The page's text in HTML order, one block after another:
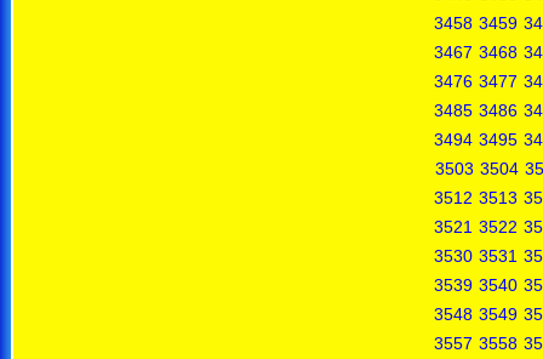
3458 3459
3467 3468
3476 3477
3485 3486
3494 3495
3503 3504
3512 3513
3521 3522
3530 3531
3539 3540
3548 3549
3557 3558